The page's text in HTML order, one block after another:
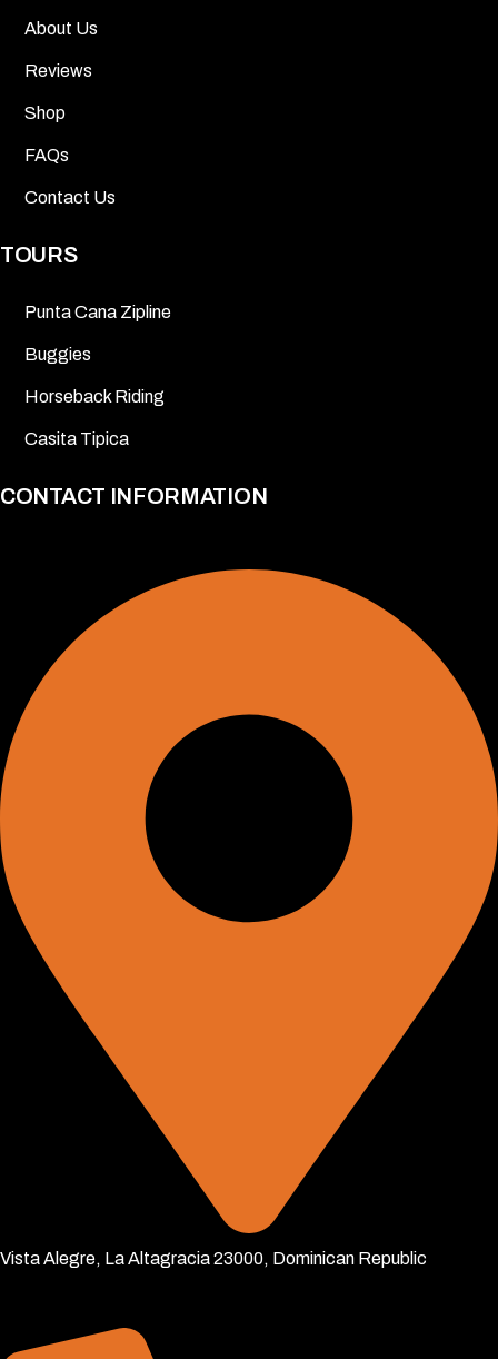
About Us
Reviews
Shop
FAQs
Contact Us
TOURS
Punta Cana Zipline
Buggies
Horseback Riding
Casita Tipica
CONTACT INFORMATION
Vista Alegre, La Altagracia 23000, Dominican Republic